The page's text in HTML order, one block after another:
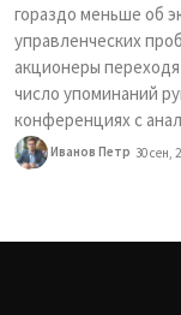
гораздо меньше об
управленческих
акционеры
число упоминаний
конференциях с
Иванов Петр 30 сен,